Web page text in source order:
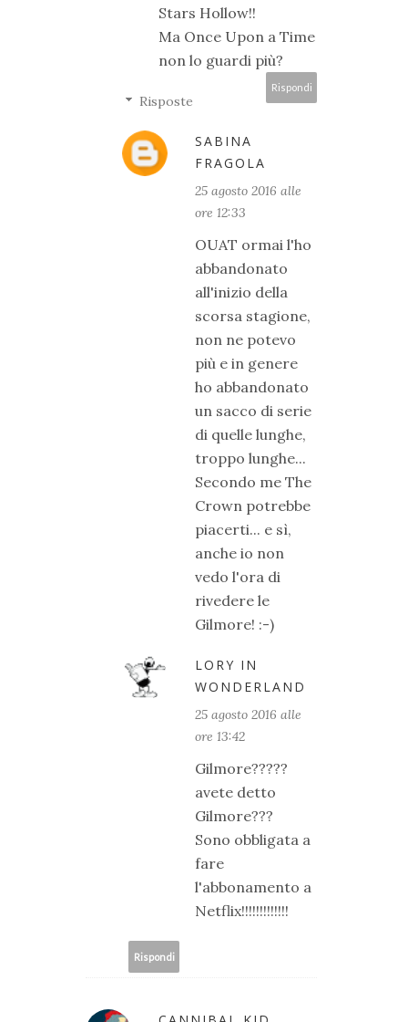
Stars Hollow!!
Ma Once Upon a Time
non lo guardi più?
Rispondi
Risposte
SABINA
FRAGOLA
25 agosto 2016 alle
ore 12:33
OUAT ormai l'ho
abbandonato
all'inizio della
scorsa stagione,
non ne potevo
più e in genere
ho abbandonato
un sacco di serie
di quelle lunghe,
troppo lunghe...
Secondo me The
Crown potrebbe
piacerti... e sì,
anche io non
vedo l'ora di
rivedere le
Gilmore! :-)
LORY IN
WONDERLAND
25 agosto 2016 alle
ore 13:42
Gilmore?????
avete detto
Gilmore???
Sono obbligata a
fare
l'abbonamento a
Netflix!!!!!!!!!!!!!
Rispondi